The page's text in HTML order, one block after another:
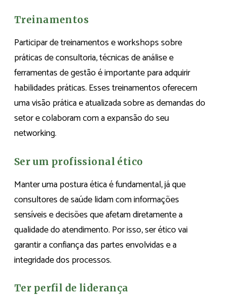
Treinamentos
Participar de treinamentos e workshops sobre
práticas de consultoria, técnicas de análise e
ferramentas de gestão é importante para adquirir
habilidades práticas. Esses treinamentos oferecem
uma visão prática e atualizada sobre as demandas do
setor e colaboram com a expansão do seu
networking.
Ser um profissional ético
Manter uma postura ética é fundamental, já que
consultores de saúde lidam com informações
sensíveis e decisões que afetam diretamente a
qualidade do atendimento. Por isso, ser ético vai
garantir a confiança das partes envolvidas e a
integridade dos processos.
Ter perfil de liderança